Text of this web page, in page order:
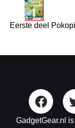
Eerste deel
GadgetGear.nl